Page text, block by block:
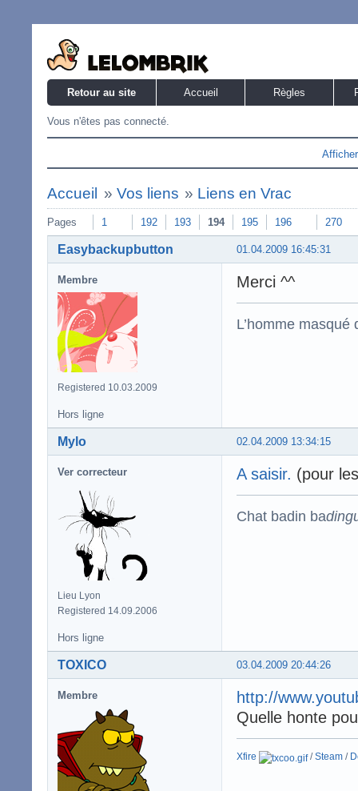
Retour au site Accueil Règles
Vous n'êtes pas connecté.
Accueil » Vos liens » Liens en Vrac
Pages 1 192 193 194 195 196 270
01.04.2009 16:45:31
Easybackupbutton
Membre
Registered 10.03.2009
Merci ^^
L’homme
Hors ligne
02.04.2009 13:34:15
Mylo
Ver correcteur
Lieu Lyon
Registered 14.09.2006
A saisir. (pour
Chat badin ba
Hors ligne
03.04.2009 20:44:26
TOXICO
Membre
http://
Quelle honte
Xfire /Steam /